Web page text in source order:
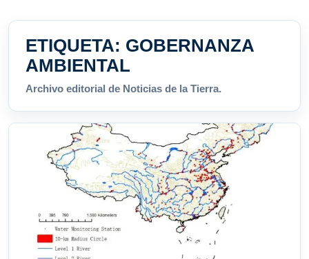
ETIQUETA: GOBERNANZA
AMBIENTAL
Archivo editorial de Noticias de la Tierra.